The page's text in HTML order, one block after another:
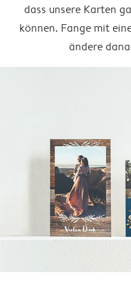
dass unsere Karten
können. Fange mit
ändere